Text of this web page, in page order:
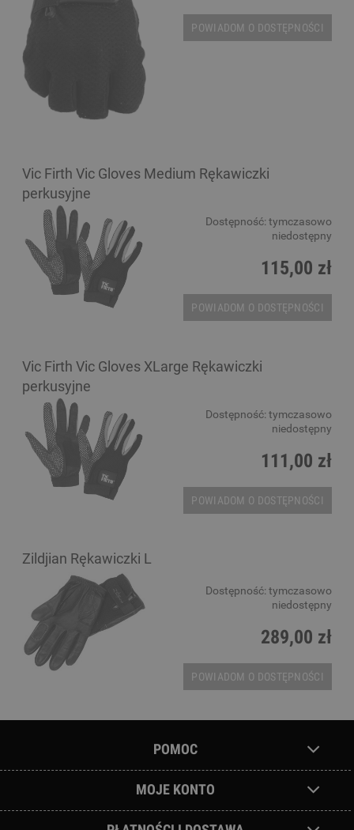
POWIADOM O DOSTĘPNOŚCI
Vic Firth Vic Gloves Medium Rękawiczki
perkusyjne
Dostępność: tymczasowo
niedostępny
115,00 zł
POWIADOM O DOSTĘPNOŚCI
Vic Firth Vic Gloves XLarge Rękawiczki
perkusyjne
Dostępność: tymczasowo
niedostępny
111,00 zł
POWIADOM O DOSTĘPNOŚCI
Zildjian Rękawiczki L
Dostępność: tymczasowo
niedostępny
289,00 zł
POWIADOM O DOSTĘPNOŚCI
POMOC
MOJE KONTO